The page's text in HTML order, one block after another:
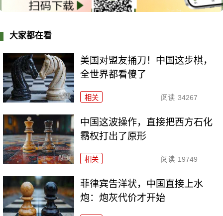
大家都在看
美国对盟友捅刀！中国这步棋，
全世界都看傻了
相关 阅读 34267
中国这波操作，直接把西方石化
霸权打出了原形
相关 阅读 19749
菲律宾告洋状，中国直接上水
炮：炮灰代价才开始